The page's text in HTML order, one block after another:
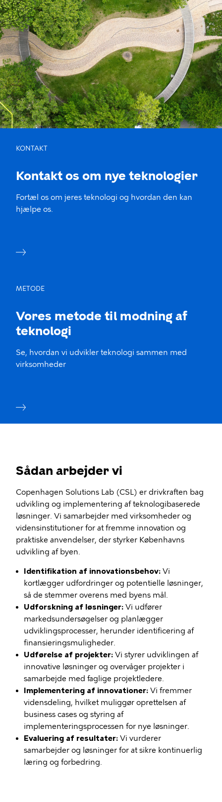
KONTAKT
Kontakt os om nye teknologier
Fortæl os om jeres teknologi og hvordan den kan
hjælpe os.
METODE
Vores metode til modning af
teknologi
Se, hvordan vi udvikler teknologi sammen med
virksomheder
Sådan arbejder vi
Copenhagen Solutions Lab (CSL) er drivkraften bag
udvikling og implementering af teknologibaserede
løsninger. Vi samarbejder med virksomheder og
vidensinstitutioner for at fremme innovation og
praktiske anvendelser, der styrker Københavns
udvikling af byen.
Identifikation af innovationsbehov: Vi
kortlægger udfordringer og potentielle løsninger,
så de stemmer overens med byens mål.
Udforskning af løsninger: Vi udfører
markedsundersøgelser og planlægger
udviklingsprocesser, herunder identificering af
finansieringsmuligheder.
Udførelse af projekter: Vi styrer udviklingen af
innovative løsninger og overvåger projekter i
samarbejde med faglige projektledere.
Implementering af innovationer: Vi fremmer
vidensdeling, hvilket muliggør oprettelsen af
business cases og styring af
implementeringsprocessen for nye løsninger.
Evaluering af resultater: Vi vurderer
samarbejder og løsninger for at sikre kontinuerlig
læring og forbedring.